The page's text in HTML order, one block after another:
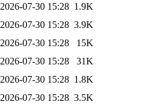
2026-07-30 15:28 1.9K
2026-07-30 15:28 3.9K
2026-07-30 15:28
15K
2026-07-30 15:28
31K
2026-07-30 15:28 1.8K
2026-07-30 15:28 3.5K